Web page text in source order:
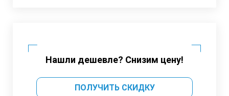
Нашли дешевле? Снизим цену!
ПОЛУЧИТЬ СКИДКУ